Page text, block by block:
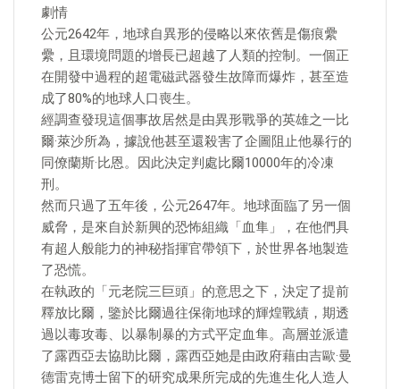
劇情
公元2642年，地球自異形的侵略以來依舊是傷痕纍
纍，且環境問題的增長已超越了人類的控制。一個正
在開發中過程的超電磁武器發生故障而爆炸，甚至造
成了80%的地球人口喪生。
經調查發現這個事故居然是由異形戰爭的英雄之一比
爾·萊沙所為，據說他甚至還殺害了企圖阻止他暴行的
同僚蘭斯·比恩。因此決定判處比爾10000年的冷凍
刑。
然而只過了五年後，公元2647年。地球面臨了另一個
威脅，是來自於新興的恐怖組織「血隼」，在他們具
有超人般能力的神秘指揮官帶領下，於世界各地製造
了恐慌。
在執政的「元老院三巨頭」的意思之下，決定了提前
釋放比爾，鑒於比爾過往保衛地球的輝煌戰績，期透
過以毒攻毒、以暴制暴的方式平定血隼。高層並派遣
了露西亞去協助比爾，露西亞她是由政府藉由吉歐·曼
德雷克博士留下的研究成果所完成的先進生化人造人